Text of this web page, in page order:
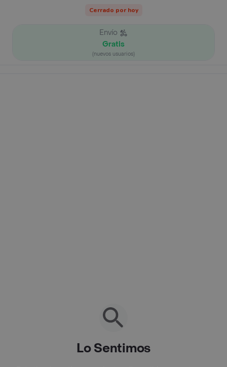
Cerrado por hoy
Envío
Gratis
(nuevos usuarios)
Lo Sentimos